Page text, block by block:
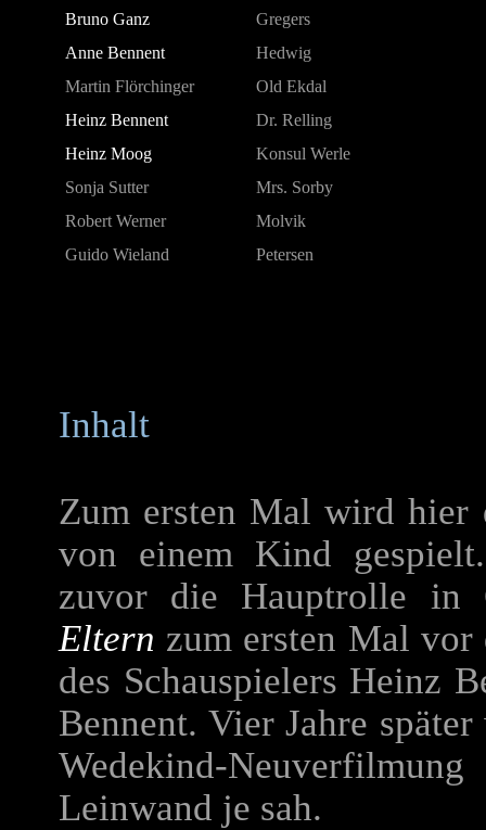
Bruno Ganz
Gregers
Anne Bennent
Hedwig
Martin Flörchinger
Old Ekdal
Heinz Bennent
Dr. Relling
Heinz Moog
Konsul Werle
Sonja Sutter
Mrs. Sorby
Robert Werner
Molvik
Guido Wieland
Petersen
Inhalt
Zum ersten Mal wird hier
von einem Kind
zuvor die Hauptrolle in
Eltern zum ersten Mal vor
des Schauspielers Heinz
Bennent. Vier Jahre
Wedekind-
Leinwand je sah.